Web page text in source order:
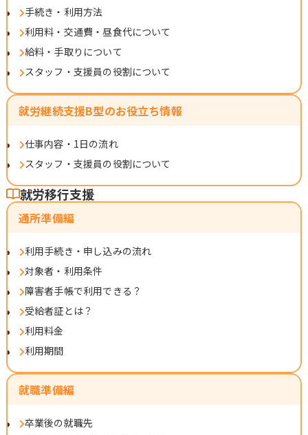
手続き・利用方法
利用料・交通費・昼食代について
給料・手取りについて
スタッフ・支援員の役割について
就労継続支援B型のお役立ち情報
仕事内容・1日の流れ
スタッフ・支援員の役割について
就労移行支援
通所準備編
利用手続き・申し込みの流れ
対象者・利用条件
障害者手帳で利用できる？
受給者証とは？
利用料金
利用期間
就職準備編
卒業後の就職先